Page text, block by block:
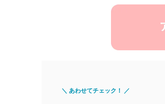
＼ あわせてチェック！ ／